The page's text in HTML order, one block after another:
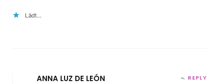
Lädt…
ANNA LUZ DE LEÓN REPLY